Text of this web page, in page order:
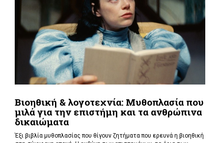
Βιοηθική & λογοτεχνία: Μυθοπλασία που
μιλά για την επιστήμη και τα ανθρώπινα
δικαιώματα
Έξι βιβλία μυθοπλασίας που θίγουν ζητήματα που ερευνά η βιοηθική